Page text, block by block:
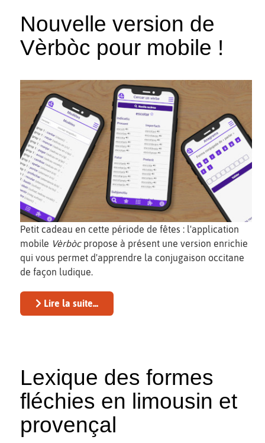
Nouvelle version de
Vèrbòc pour mobile !
Petit cadeau en cette période de fêtes : l'application
mobile Vèrbòcpropose à présent une version enrichie
qui vous permet d'apprendre la conjugaison occitane
de façon ludique.
Lire la suite...
Lexique des formes
fléchies en limousin et
provençal